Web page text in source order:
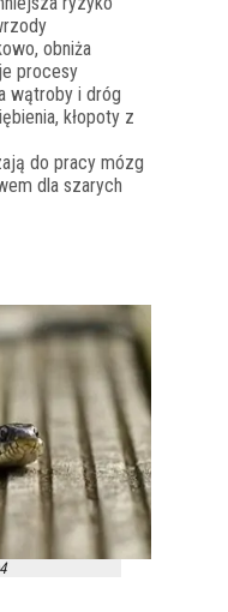
obniża
procesy
wątroby i dróg
kłopoty z
do pracy mózg
dla szarych